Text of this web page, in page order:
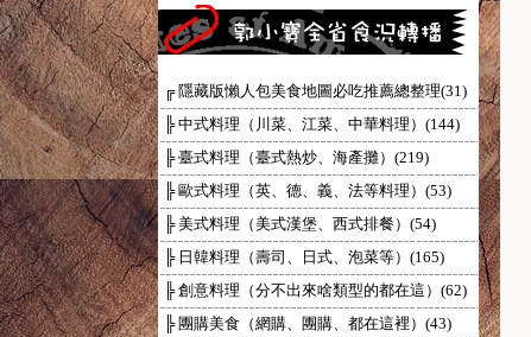
╔ 隱藏版懶人包美食地圖必吃推薦總整理(31)
╠ 中式料理（川菜、江菜、中華料理）(144)
╠ 臺式料理（臺式熱炒、海產攤）(219)
╠ 歐式料理（英、德、義、法等料理）(53)
╠ 美式料理（美式漢堡、西式排餐）(54)
╠ 日韓料理（壽司、日式、泡菜等）(165)
╠ 創意料理（分不出來啥類型的都在這）(62)
╠ 團購美食（網購、團購、都在這裡）(43)